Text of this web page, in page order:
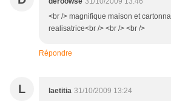
<br /> magnifique maison et
realisatrice<br /> <br /> <br />
Répondre
L laetitia 31/10/2009 13:24